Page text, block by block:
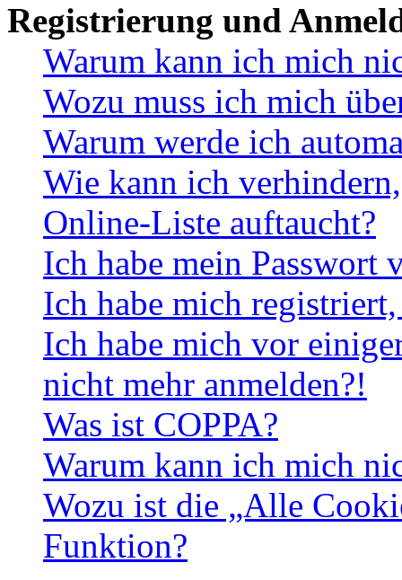
Registrierung und
Warum kann ich mich
Wozu muss ich mich
Warum werde ich
Wie kann ich
Online-Liste auftaucht?
Ich habe mein Passwort
Ich habe mich
Ich habe mich vor
nicht mehr anmelden?!
Was ist COPPA?
Warum kann ich mich
Wozu ist die „Alle
Funktion?